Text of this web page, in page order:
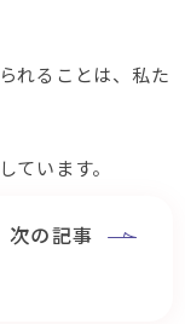
れることは、私た
ています。
次の記事